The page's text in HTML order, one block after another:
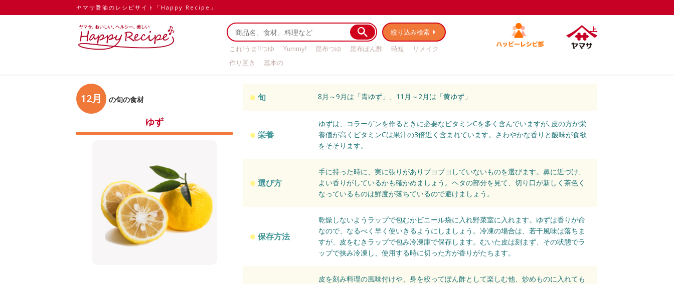
ヤマサ醤油のレシピサイト「Happy Recipe」
絞り込み検索
これ!うま!!つゆ Yummy! 昆布つゆ 昆布ぽん酢 時短
リメイク
作り置き
基本の
12月 の旬の食材
ゆず
旬 8月～9月は「青ゆず」、11月～2月は「黄ゆず」
栄養
ゆずは、コラーゲンを作るときに必要なビタミンCを多く含んでいますが､皮の方が栄
養価が高くビタミンCは果汁の3倍近く含まれています。さわやかな香りと酸味が食欲
をそそります。
選び方
手に持った時に、実に張りがありブヨブヨしていないものを選びます。鼻に近づけ、
よい香りがしているかも確かめましょう。ヘタの部分を見て、切り口が新しく茶色く
なっているものは鮮度が落ちているので避けましょう。
保存方法
乾燥しないようラップで包むかビニール袋に入れ野菜室に入れます。ゆずは香りが命
なので、なるべく早く使いきるようにしましょう。冷凍の場合は、若干風味は落ちま
すが、皮をむきラップで包み冷凍庫で保存します。むいた皮は刻まず、その状態でラ
ップで挟み冷凍し、使用する時に切った方が香りがたちます。
皮を刻み料理の風味付けや、身を絞ってぽん酢として楽しむ他、炒めものに入れても